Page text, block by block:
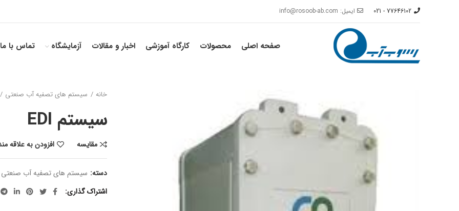
77646102 - 021 ایمیل: info@rosoob-ab.com
صفحه اصلی محصولات کارگاه آموزشی اخبار و مقالات آزمایشگاه تماس با ما
خانه سیستم های تصفیه آب صنعتی
سیستم EDI
مقایسه افزودن به علاقه
دسته: سیستم های تصفیه آب صنعتی
اشتراک گذاری